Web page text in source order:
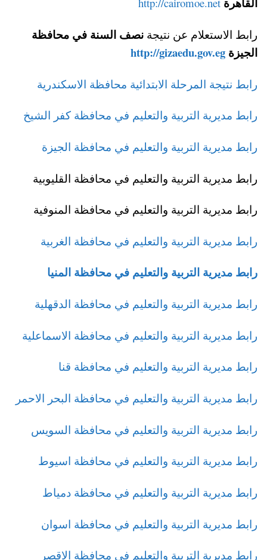
رابط الاستعلام عن نتيجة نصف السنة في محافظة
الجيزة
رابط نتيجة المرحلة الابتدائية محافظة الاسكندرية
رابط مديرية التربية والتعليم في محافظة كفر الشيخ
رابط مديرية التربية والتعليم في محافظة الجيزة
رابط مديرية التربية والتعليم في محافظة القليوبية
رابط مديرية التربية والتعليم في محافظة المنوفية
رابط مديرية التربية والتعليم في محافظة الغربية
رابط مديرية التربية والتعليم في محافظة المنيا
رابط مديرية التربية والتعليم في محافظة الدقهلية
رابط مديرية التربية والتعليم في محافظة الاسماعلية
رابط مديرية التربية والتعليم في محافظة قنا
رابط مديرية التربية والتعليم في محافظة البحر الاحمر
رابط مديرية التربية والتعليم في محافظة السويس
رابط مديرية التربية والتعليم في محافظة اسيوط
رابط مديرية التربية والتعليم في محافظة دمياط
رابط مديرية التربية والتعليم في محافظة اسوان
رابط مديرية التربية والتعليم في محافظة الاقصر